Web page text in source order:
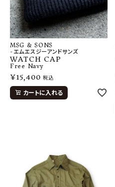
MSG & SONS
-エムエスジーアンドサンズ
WATCH CAP
Free Navy
¥15,400 税込
カートに入れる